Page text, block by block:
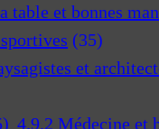
table et bonnes
(35)
et
4.9.2 Médecine et